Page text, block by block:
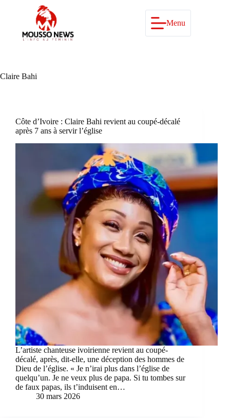
Menu
Claire Bahi
Côte d’Ivoire : Claire Bahi revient au coupé-décalé
après 7 ans à servir l’église
L’artiste chanteuse ivoirienne revient au coupé-
décalé, après, dit-elle, une déception des hommes de
Dieu de l’église. « Je n’irai plus dans l’église de
quelqu’un. Je ne veux plus de papa. Si tu tombes sur
de faux papas, ils t’induisent en…
30 mars 2026